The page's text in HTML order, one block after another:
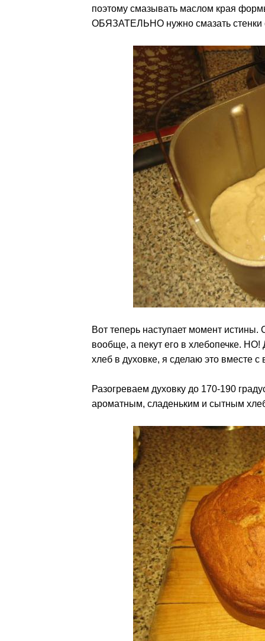
поэтому смазывать маслом края
ОБЯЗАТЕЛЬНО нужно смазать
Вот теперь наступает момент
вообще, а пекут его в хлебопечке. НО!
хлеб в духовке, я сделаю это вместе с
Разогреваем духовку до 170-190
ароматным, сладеньким и сытным